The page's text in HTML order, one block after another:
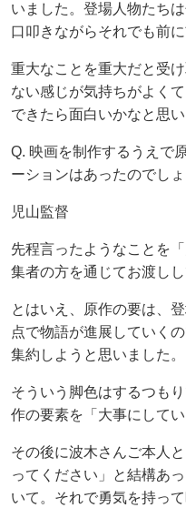
いました。登場人物たち
口叩きながらそれでも前
重大なことを重大だと受
ない感じが気持ちがよく
できたら面白いかなと思い
Q. 映画を制作するうえで
ーションはあったのでしょ
児山監督
先程言ったようなことを
集者の方を通じてお渡し
とはいえ、原作の要は、
点で物語が進展していく
集約しようと思いました。
そういう脚色はするつも
作の要素を「大事にして
その後に波木さんご本人
ってください」と結構あ
いて。それで勇気を持っ